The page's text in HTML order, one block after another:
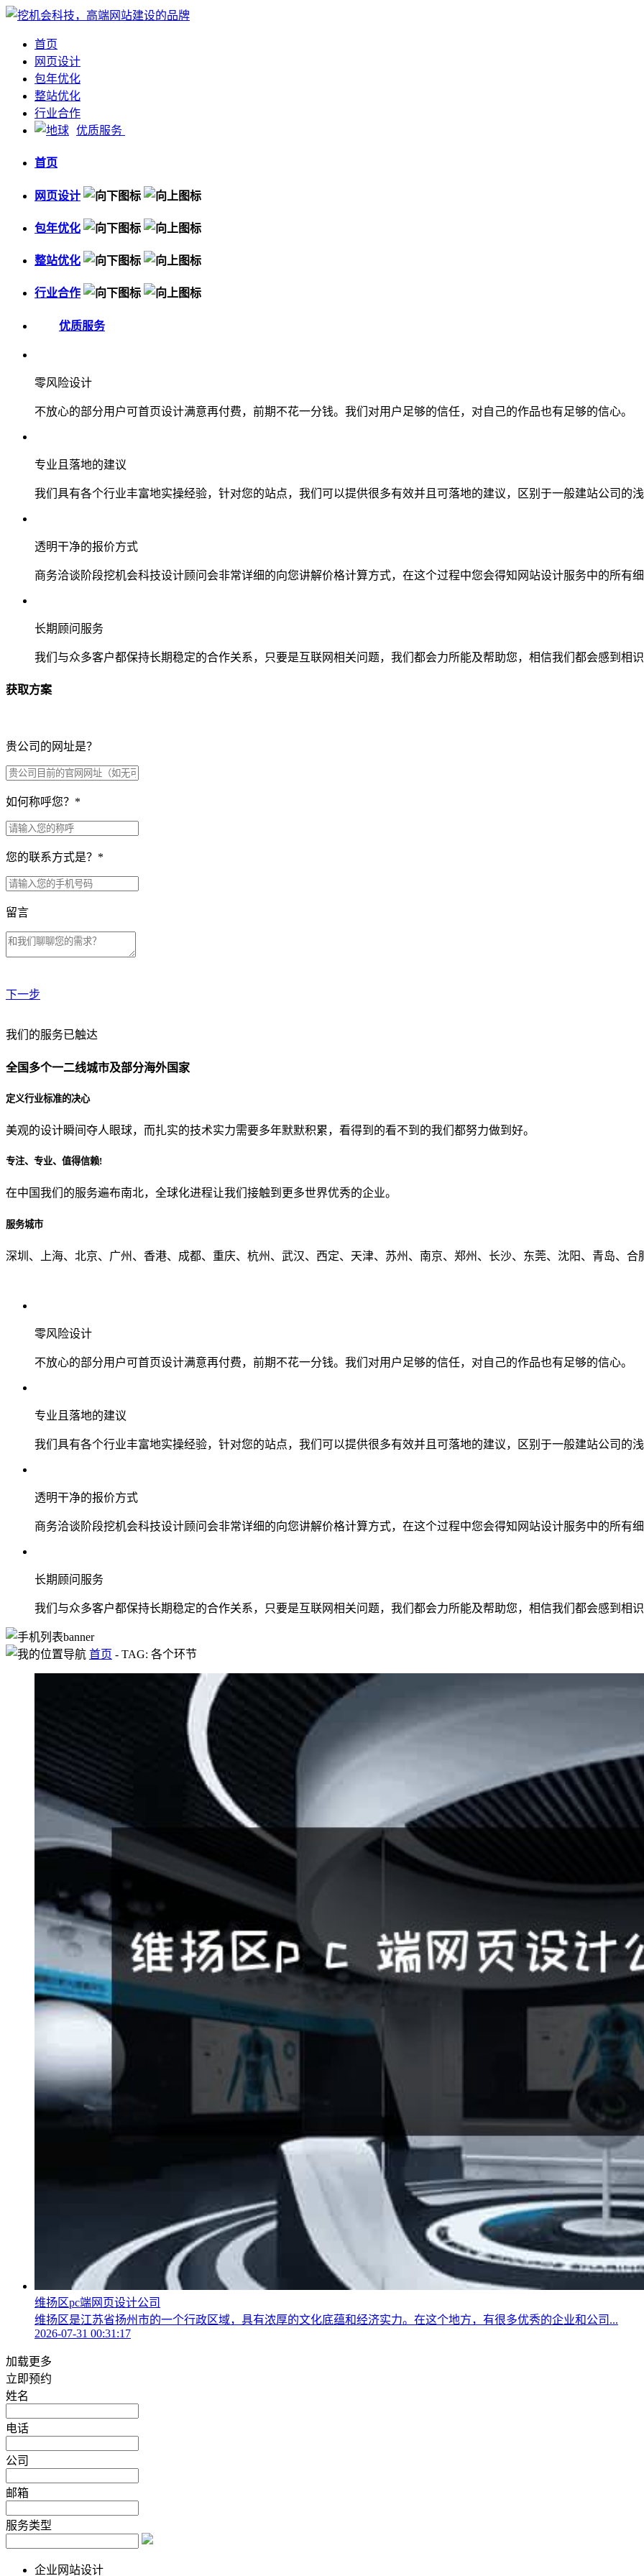
首页
网页设计
包年优化
整站优化
行业合作
优质服务
首页
网页设计
包年优化
整站优化
行业合作
优质服务
零风险设计
不放心的部分用户可首页设计满意再付费，前期不花一分钱。我们对用户足够的信任，对自己的作品也有足够的信心。
专业且落地的建议
我们具有各个行业丰富地实操经验，针对您的站点，我们可以提供很多有效并且可落地的建议，区别于一般建站公司的
透明干净的报价方式
商务洽谈阶段挖机会科技设计顾问会非常详细的向您讲解价格计算方式，在这个过程中您会得知网站设计服务中的所有
长期顾问服务
我们与众多客户都保持长期稳定的合作关系，只要是互联网相关问题，我们都会力所能及帮助您，相信我们都会感到相
获取方案
贵公司的网址是？
如何称呼您？ *
您的联系方式是？ *
留言
下一步
贵公司预算范围是？
贵公司的团队规模是？
从哪里了解到我们？
我们的服务已触达
全国多个一二线城市及部分海外国家
定义行业标准的决心
美观的设计瞬间夺人眼球，而扎实的技术实力需要多年默默积累，看得到的看不到的我们都努力做到好。
专注、专业、值得信赖!
在中国我们的服务遍布南北，全球化进程让我们接触到更多世界优秀的企业。
服务城市
深圳、上海、北京、广州、香港、成都、重庆、杭州、武汉、西定、天津、苏州、南京、郑州、长沙、东莞、沈阳、青岛、合
零风险设计
不放心的部分用户可首页设计满意再付费，前期不花一分钱。我们对用户足够的信任，对自己的作品也有足够的信心。
专业且落地的建议
我们具有各个行业丰富地实操经验，针对您的站点，我们可以提供很多有效并且可落地的建议，区别于一般建站公司的
透明干净的报价方式
商务洽谈阶段挖机会科技设计顾问会非常详细的向您讲解价格计算方式，在这个过程中您会得知网站设计服务中的所有
长期顾问服务
我们与众多客户都保持长期稳定的合作关系，只要是互联网相关问题，我们都会力所能及帮助您，相信我们都会感到相
首页 - TAG: 各个环节
维扬区pc端网页设计公司
维扬区是江苏省扬州市的一个行政区域，具有浓厚的文化底蕴和经济实力。在这个地方，有很多优秀的企业和公司...
2026-07-31 00:31:17
加载更多
立即预约
姓名
电话
公司
邮箱
服务类型
企业网站设计